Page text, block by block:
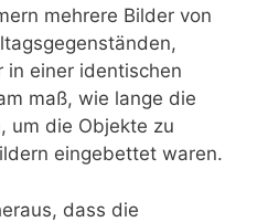
mehrere Bilder von
in einer identischen
maß, wie lange die
um die Objekte zu
eingebettet waren.
dass die